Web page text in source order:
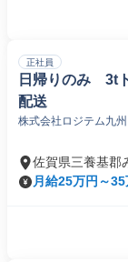
正社員
日帰りのみ 3t
配送
株式会社ロジテム九州
佐賀県三養基郡
月給25万円～35